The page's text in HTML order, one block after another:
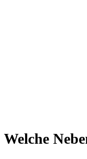
Welche